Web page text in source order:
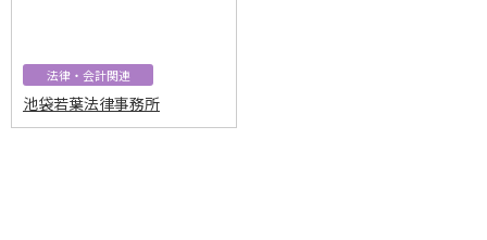
法律・会計関連
池袋若葉法律事務所